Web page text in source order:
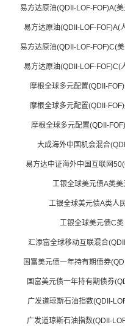
易方达原油(QDII-LOF-FOF)A(
易方达原油(QDII-LOF-FOF)A(
易方达原油(QDII-LOF-FOF)C(
易方达原油(QDII-LOF-FOF)C(
摩根全球多元配置(QDII-
摩根全球多元配置(QDII-
摩根全球多元配置(QDII-
大成海外中国机会混合
易方达中证海外中国互联网
工银全球美元债A类美
工银全球美元债A类人
工银全球美元债C类
汇添富全球移动互联混合
国富美元债一年持有期债券
国富美元债一年持有期债券
广发道琼斯石油指数(QDII-
广发道琼斯石油指数(QDII-